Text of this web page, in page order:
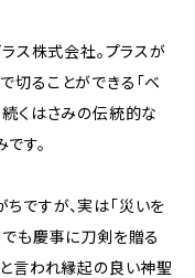
ス株式会社。プラスが
切ることができる「ベ
続くはさみの伝統的な
す。
ですが、実は「災いを
でも慶事に刀剣を贈る
と言われ縁起の良い神聖